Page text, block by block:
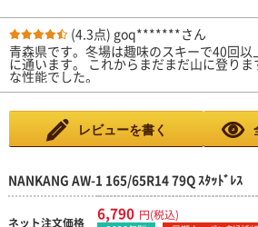
(4.3点) goq*******さん
青森県です。冬場は趣味のスキーで40回
に通います。 これからまだまだ山に登り
な性能でした。
レビューを書く
NANKANG AW-1 165/65R14 79Q ｽﾀｯﾄﾞﾚｽ
ネット注文価格 6,790 円(税込)